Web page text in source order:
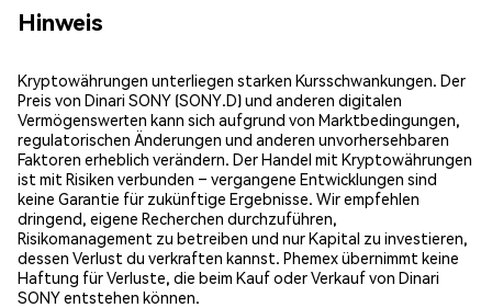
Hinweis
Kryptowährungen unterliegen starken Kursschwankungen. Der
Preis von Dinari SONY (SONY.D) und anderen digitalen
Vermögenswerten kann sich aufgrund von Marktbedingungen,
regulatorischen Änderungen und anderen unvorhersehbaren
Faktoren erheblich verändern. Der Handel mit Kryptowährungen
ist mit Risiken verbunden – vergangene Entwicklungen sind
keine Garantie für zukünftige Ergebnisse. Wir empfehlen
dringend, eigene Recherchen durchzuführen,
Risikomanagement zu betreiben und nur Kapital zu investieren,
dessen Verlust du verkraften kannst. Phemex übernimmt keine
Haftung für Verluste, die beim Kauf oder Verkauf von Dinari
SONY entstehen können.